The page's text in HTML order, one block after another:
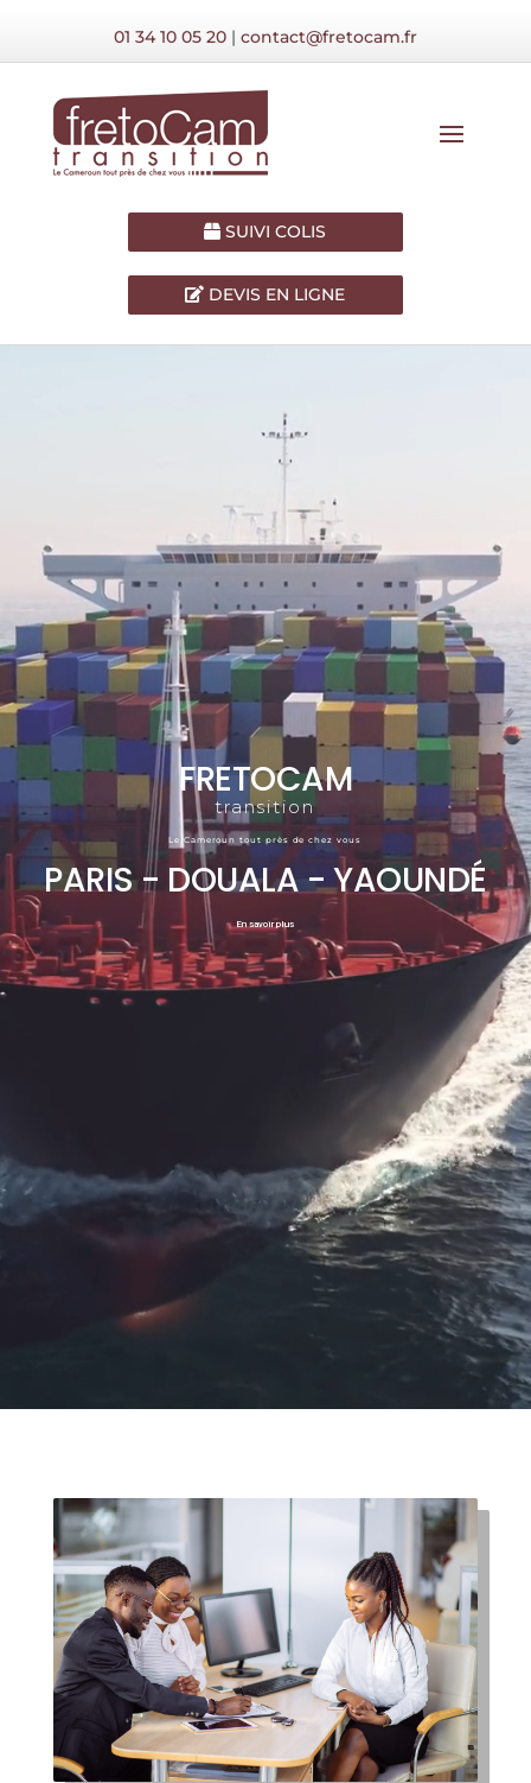
01 34 10 05 20| contact@fretocam.fr
SUIVI COLIS
DEVIS EN LIGNE
En savoir plus
FRETOCAM
transition
PARIS - DOUALA - YAOUNDÉ
Le Cameroun tout près de chez vous